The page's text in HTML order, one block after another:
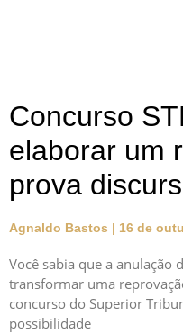
Concurso
elaborar um
prova
Agnaldo Bastos 16 de
Você sabia que a anulação
transformar uma
concurso do Superior
possibilidade